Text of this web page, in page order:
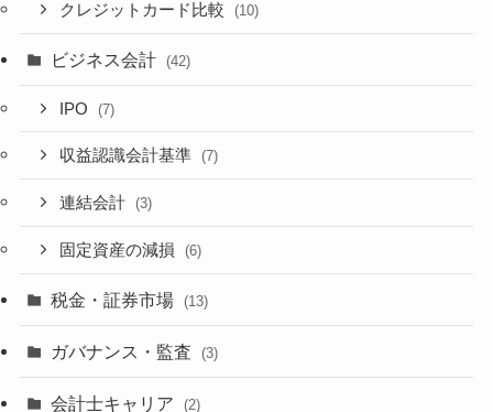
クレジットカード比較 (10)
ビジネス会計 (42)
IPO (7)
収益認識会計基準 (7)
連結会計 (3)
固定資産の減損 (6)
税金・証券市場 (13)
ガバナンス・監査 (3)
会計士キャリア (2)